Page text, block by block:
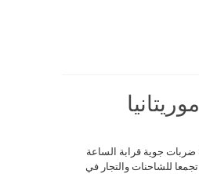
نفذ سلاح الجو المغربي 8 ضربات جوية قرابة الساعة
للشاحنات والتجار في